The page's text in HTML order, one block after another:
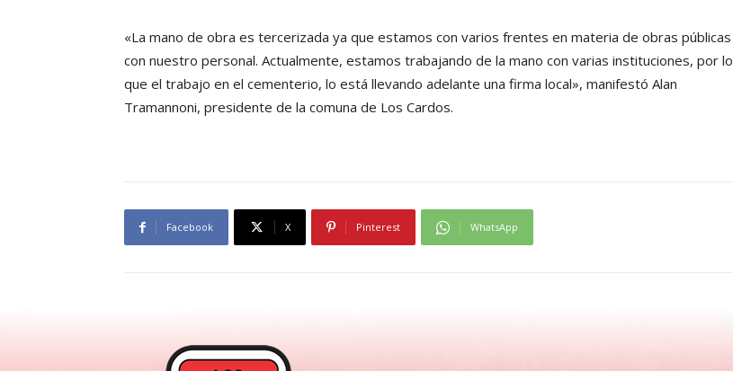
«La mano de obra es tercerizada ya que estamos con varios frentes en materia de obras públicas
con nuestro personal. Actualmente, estamos trabajando de la mano con varias instituciones, por lo
que el trabajo en el cementerio, lo está llevando adelante una firma local», manifestó Alan
Tramannoni, presidente de la comuna de Los Cardos.
Facebook X Pinterest WhatsApp